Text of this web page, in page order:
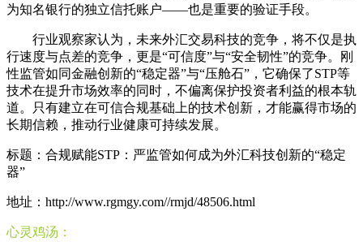
为知名银行的独立信托账户——也是重要的验证手段。
行业观察家认为，未来外汇交易科技的竞争，将不仅是执
行速度与点差的竞争，更是“可信度”与“安全韧性”的竞争。刚
性监管如同金融创新的“稳定器”与“压舱石”，它确保了STP等
技术在提升市场效率的同时，不偏离保护投资者利益的根本轨
道。只有建立在可信合规基础上的技术创新，才能赢得市场的
长期信赖，推动行业健康可持续发展。
标题：​合规赋能STP：严监管如何成为外汇科技创新的“稳定
器”
地址：http://www.rgmgy.com//rmjd/48506.html
心灵鸡汤：